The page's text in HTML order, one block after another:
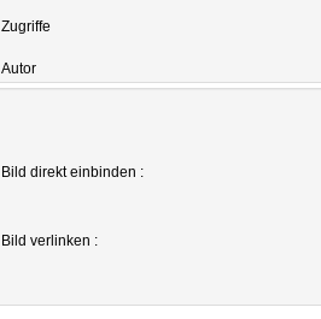
Zugriffe
Autor
Bild direkt einbinden :
Bild verlinken :